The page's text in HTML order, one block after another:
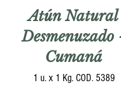
Atún Natural
Desmenuzado
Cumaná
1 u. x 1 Kg. COD. 5389